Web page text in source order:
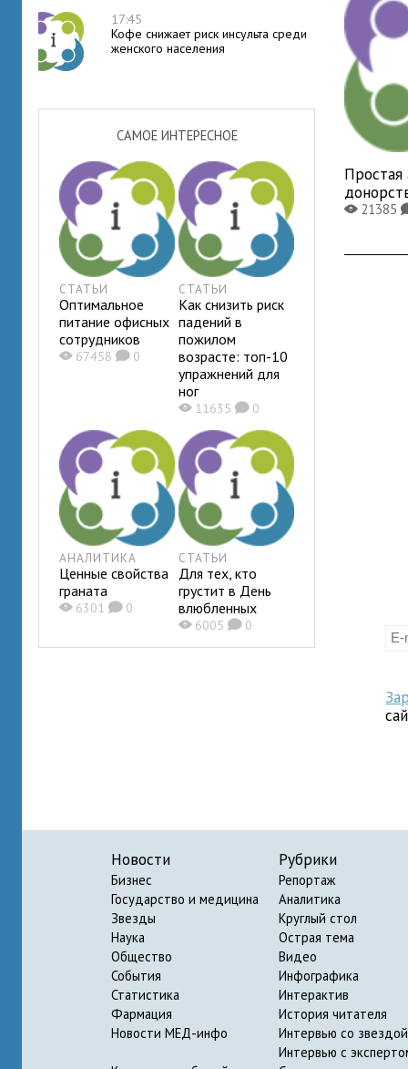
17:45
Кофе снижает риск инсульта среди
женского населения
САМОЕ ИНТЕРЕСНОЕ
СТАТЬИ
Оптимальное
питание офисных
сотрудников
X67458K0
СТАТЬИ
Как снизить риск
падений в
пожилом
возрасте: топ-10
упражнений для
ног
X11635K0
АНАЛИТИКА
Ценные свойства
граната
X6301K0
СТАТЬИ
Для тех, кто
грустит в День
влюбленных
X6005K0
Простая
X21385
Новости
Бизнес
Государство и медицина
Звезды
Наука
Общество
События
Статистика
Фармация
Новости МЕД-инфо
Рубрики
Репортаж
Аналитика
Круглый стол
Острая тема
Видео
Инфографика
Интерактив
История читателя
Интервью со звездой
Интервью с